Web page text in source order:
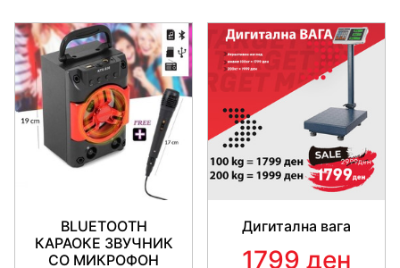
BLUETOOTH
КАРАОКЕ ЗВУЧНИК
СО МИКРОФОН
Дигитална вага
1799 ден